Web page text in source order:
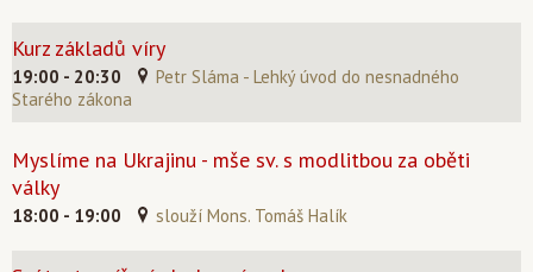
Kurz základů víry
19:00 - 20:30
Petr Sláma - Lehký úvod do nesnadného
Starého zákona
Myslíme na Ukrajinu - mše sv. s modlitbou za oběti
války
18:00 - 19:00 slouží Mons. Tomáš Halík